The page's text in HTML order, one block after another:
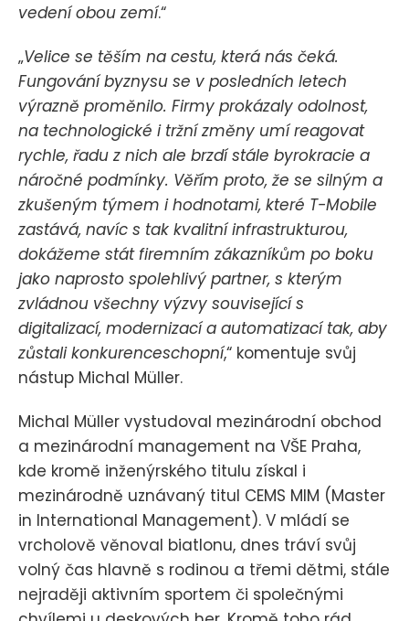
vedení obou zemí.“
„Velice se těším na cestu, která nás čeká.
Fungování byznysu se v posledních letech
výrazně proměnilo. Firmy prokázaly odolnost,
na technologické i tržní změny umí reagovat
rychle, řadu z nich ale brzdí stále byrokracie a
náročné podmínky. Věřím proto, že se silným a
zkušeným týmem i hodnotami, které T-Mobile
zastává, navíc s tak kvalitní infrastrukturou,
dokážeme stát firemním zákazníkům po boku
jako naprosto spolehlivý partner, s kterým
zvládnou všechny výzvy související s
digitalizací, modernizací a automatizací tak, aby
zůstali konkurenceschopní,“ komentuje svůj
nástup Michal Müller.
Michal Müller vystudoval mezinárodní obchod
a mezinárodní management na VŠE Praha,
kde kromě inženýrského titulu získal i
mezinárodně uznávaný titul CEMS MIM (Master
in International Management). V mládí se
vrcholově věnoval biatlonu, dnes tráví svůj
volný čas hlavně s rodinou a třemi dětmi, stále
nejraději aktivním sportem či společnými